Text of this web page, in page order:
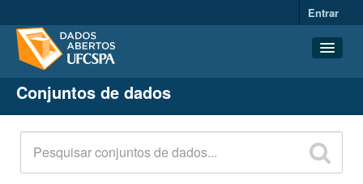
Entrar
Conjuntos de dados
Organizações
Grupos
Sobre
Conjuntos de dados